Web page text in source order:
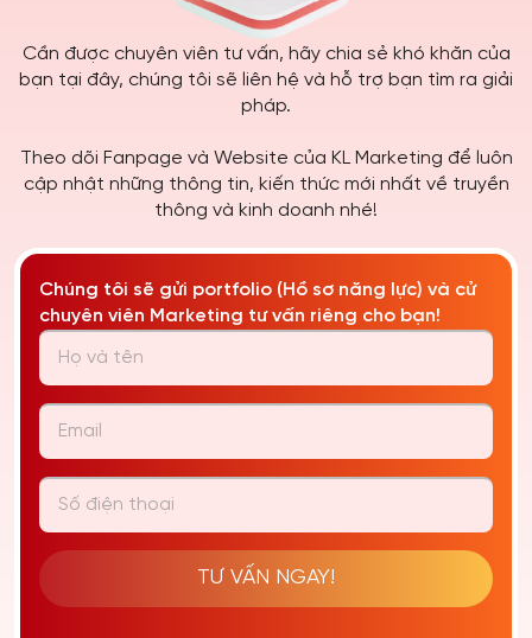
Cần được chuyên viên tư vấn, hãy chia sẻ khó khăn của
bạn tại đây, chúng tôi sẽ liên hệ và hỗ trợ bạn tìm ra giải
pháp.
Theo dõi Fanpage và Website của KL Marketing để luôn
cập nhật những thông tin, kiến thức mới nhất về truyền
thông và kinh doanh nhé!
Chúng tôi sẽ gửi portfolio (Hồ sơ năng lực) và cử
chuyên viên Marketing tư vấn riêng cho bạn!
TƯ VẤN NGAY!